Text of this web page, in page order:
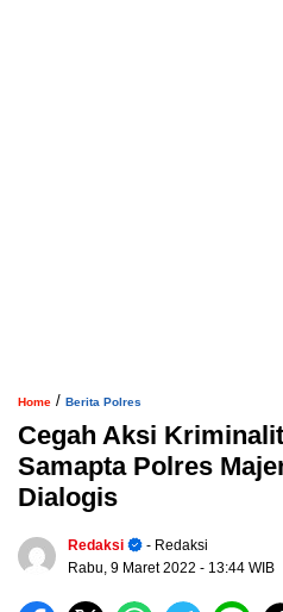
Home / Berita Polres
Cegah Aksi
Samapta Polres
Dialogis
Redaksi
- Redaksi
Rabu, 9 Maret 2022 - 13:44 WIB